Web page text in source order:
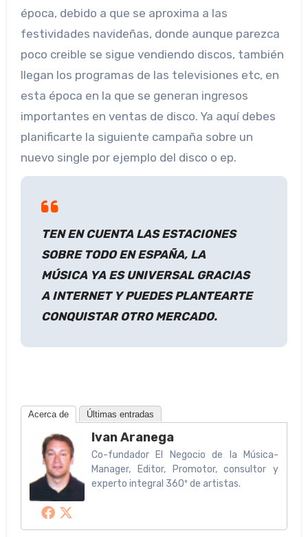
época, debido a que se aproxima a las
festividades navideñas, donde aunque parezca
poco creible se sigue vendiendo discos, también
llegan los programas de las televisiones etc, en
esta época en la que se generan ingresos
importantes en ventas de disco. Ya aquí debes
planificarte la siguiente campaña sobre un
nuevo single por ejemplo del disco o ep.
TEN EN CUENTA LAS ESTACIONES
SOBRE TODO EN ESPAÑA, LA
MÚSICA YA ES UNIVERSAL GRACIAS
A INTERNET Y PUEDES PLANTEARTE
CONQUISTAR OTRO MERCADO.
Acerca de Últimas entradas
Ivan Aranega
Co-fundador El Negocio de la Música-
Manager, Editor, Promotor, consultor y
experto integral 360º de artistas.